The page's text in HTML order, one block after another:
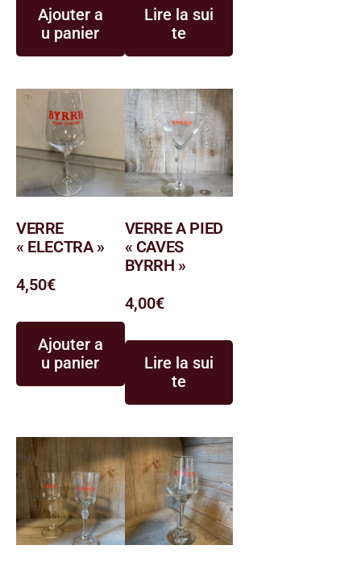
Ajouter a
u panier
Lire la sui
te
VERRE
« ELECTRA »
4,50€
Ajouter a
u panier
VERRE A PIED
« CAVES
BYRRH »
4,00€
Lire la sui
te